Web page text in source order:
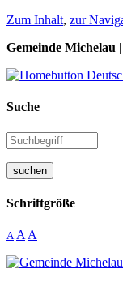
Zum Inhalt, zur
Gemeinde Michelau
Suche
suchen
Schriftgröße
A A A